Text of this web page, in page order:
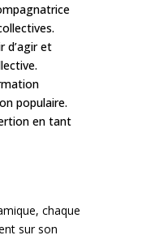
d’agir et
populaire.
en tant
chaque
sur son